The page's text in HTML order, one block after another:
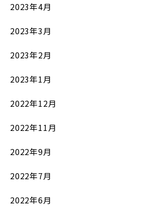
2023年4月
2023年3月
2023年2月
2023年1月
2022年12月
2022年11月
2022年9月
2022年7月
2022年6月